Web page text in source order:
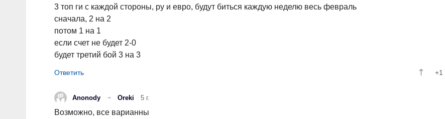
3 топ ги с каждой стороны, ру и евро, будут биться каждую неделю весь февраль
сначала, 2 на 2
потом 1 на 1
если счет не будет 2-0
будет третий бой 3 на 3
+1
Anonody Oreki 5 г.
Возможно, все варианны